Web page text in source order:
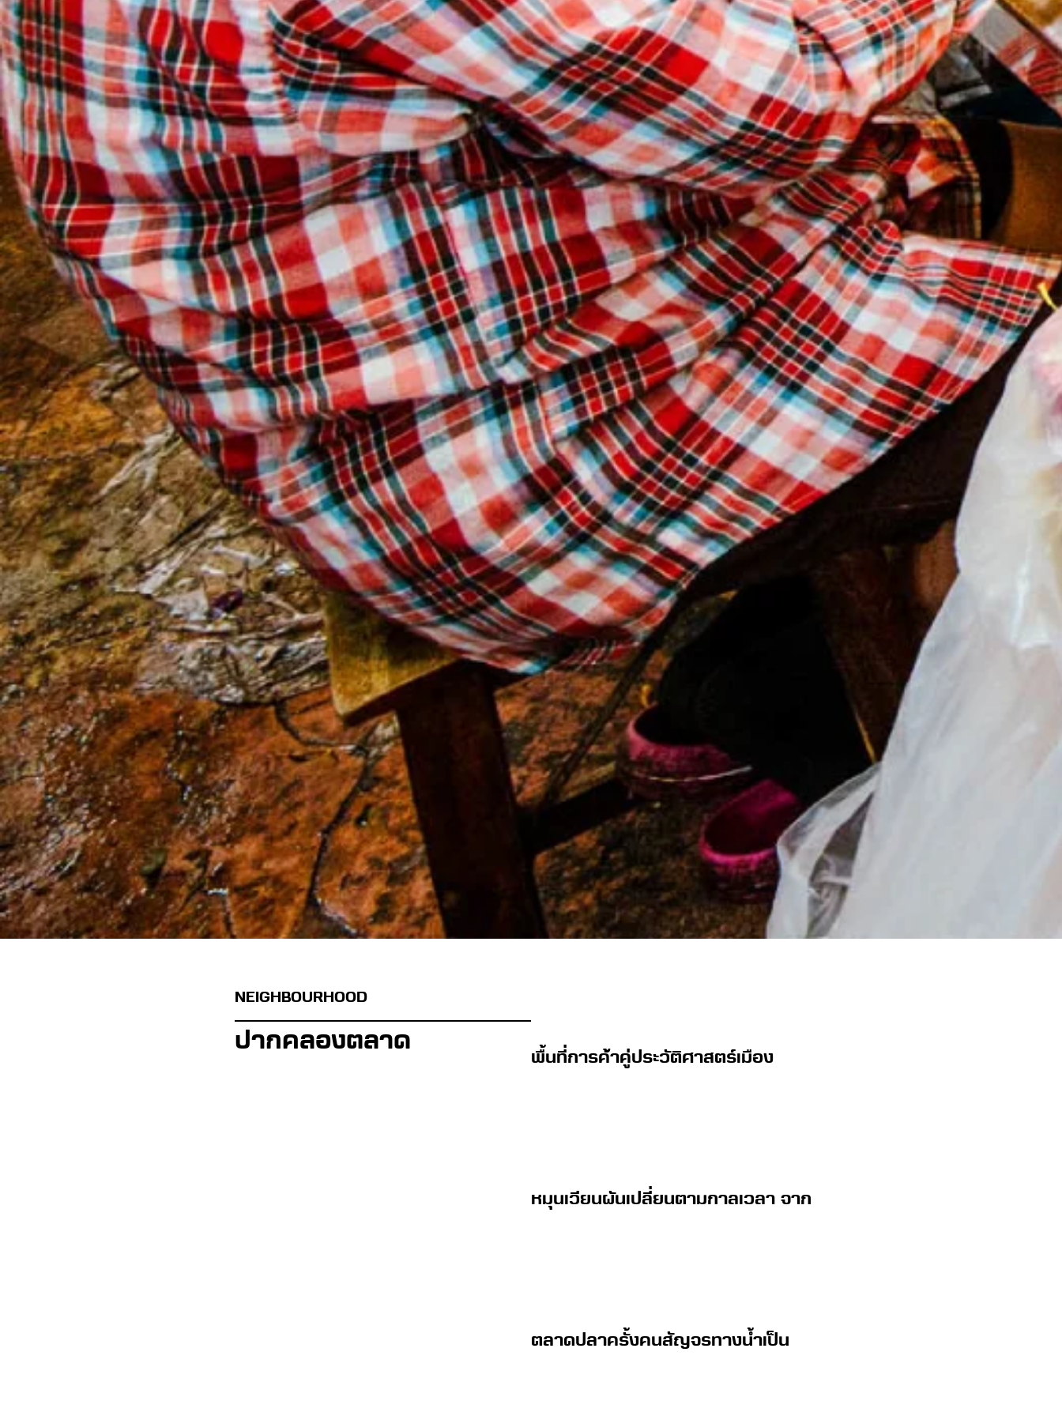
NEIGHBOURHOOD
ปากคลองตลาด พื้นที่การค้าคู่ประวัติศาสตร์เมือง
หมุนเวียนผันเปลี่ยนตามกาลเวลา จาก
ตลาดปลาครั้งคนสัญจรทางน้ำเป็น